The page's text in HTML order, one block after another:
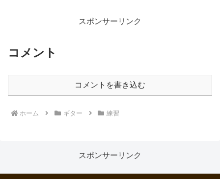
してなう。基本パターン１基本...スポンサーリンク
コメント
コメントを書き込む
ホーム ギター 練習
スポンサーリンク